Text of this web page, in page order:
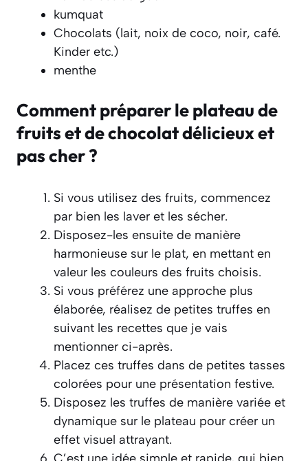
kumquat
Chocolats (lait, noix de coco, noir, café.
Kinder etc.)
menthe
Comment préparer le plateau de
fruits et de chocolat délicieux et
pas cher ?
Si vous utilisez des fruits, commencez
par bien les laver et les sécher.
Disposez-les ensuite de manière
harmonieuse sur le plat, en mettant en
valeur les couleurs des fruits choisis.
Si vous préférez une approche plus
élaborée, réalisez de petites truffes en
suivant les recettes que je vais
mentionner ci-après.
Placez ces truffes dans de petites tasses
colorées pour une présentation festive.
Disposez les truffes de manière variée et
dynamique sur le plateau pour créer un
effet visuel attrayant.